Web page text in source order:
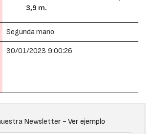
3,9 m.
Segunda mano
30/01/2023 9:00:26
Newsletter - Ver ejemplo